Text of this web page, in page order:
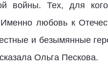
войны. Тех, для
любовь к
и безымянные
Ольга Пескова.